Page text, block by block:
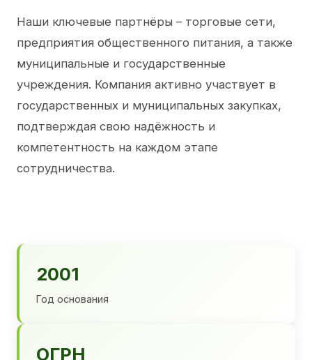
Наши ключевые партнёры – торговые сети,
предприятия общественного питания, а также
муниципальные и государственные
учреждения. Компания активно участвует в
государственных и муниципальных закупках,
подтверждая свою надёжность и
компетентность на каждом этапе
сотрудничества.
2001
Год основания
ОГРН